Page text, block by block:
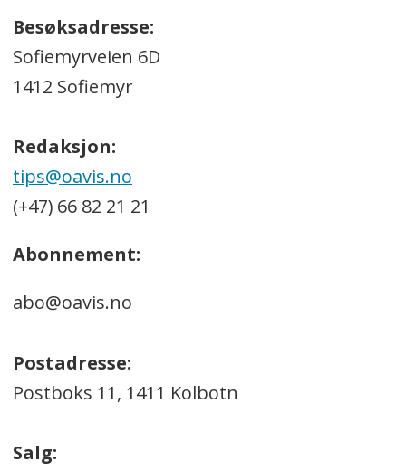
Besøksadresse:
Sofiemyrveien 6D
1412 Sofiemyr
Redaksjon:
tips@oavis.no
(+47) 66 82 21 21
Abonnement:
abo@oavis.no
Postadresse:
Postboks 11, 1411 Kolbotn
Salg: